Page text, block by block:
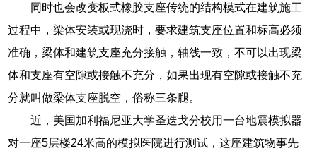
同时也会改变板式橡胶支座传统的结构模式在建筑施工
过程中，梁体安装或现浇时，要求建筑支座位置和标高必须
准确，梁体和建筑支座充分接触，轴线一致，不可以出现梁
体和支座有空隙或接触不充分，如果出现有空隙或接触不充
分就叫做梁体支座脱空，俗称三条腿。
近，美国加利福尼亚大学圣迭戈分校用一台地震模拟器
对一座5层楼24米高的模拟医院进行测试，这座建筑物事先